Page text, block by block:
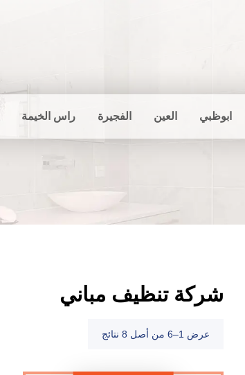
ابوظبي العين الفجيرة راس الخيمة
شركة تنظيف مباني
عرض 1–6 من أصل 8 نتائج